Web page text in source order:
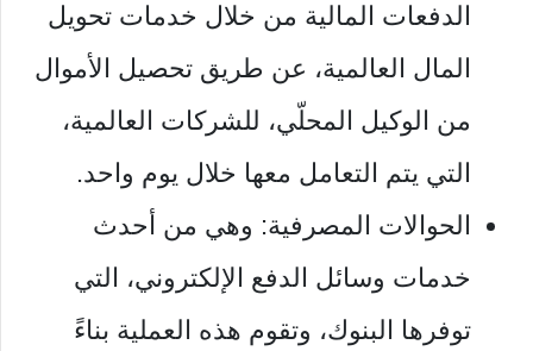
الدفعات المالية من خلال خدمات تحويل
المال العالمية، عن طريق تحصيل الأموال
من الوكيل المحلّي، للشركات العالمية،
التي يتم التعامل معها خلال يوم واحد.
الحوالات المصرفية: وهي من أحدث
خدمات وسائل الدفع الإلكتروني، التي
توفرها البنوك، وتقوم هذه العملية بناءً